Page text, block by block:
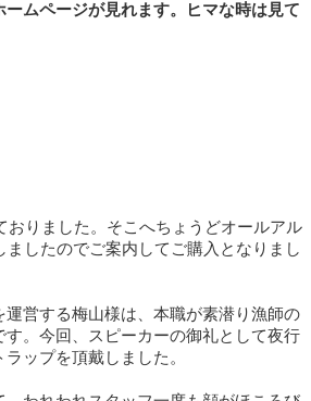
ムページが見れます。ヒマな時は見て
りました。そこへちょうどオールアル
したのでご案内してご購入となりまし
営する梅山様は、本職が素潜り漁師の
。今回、スピーカーの御礼として夜行
ップを頂戴しました。